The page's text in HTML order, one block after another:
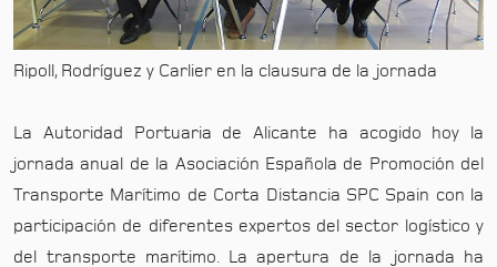
Ripoll, Rodríguez y Carlier en la clausura de la jornada
La Autoridad Portuaria de Alicante ha acogido hoy la
jornada anual de la Asociación Española de Promoción del
Transporte Marítimo de Corta Distancia SPC Spain con la
participación de diferentes expertos del sector logístico y
del transporte marítimo. La apertura de la jornada ha